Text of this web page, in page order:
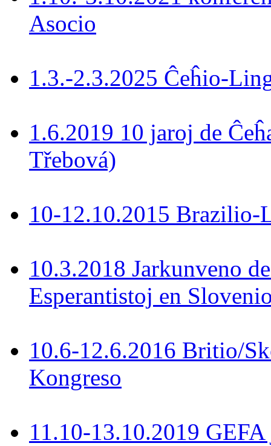
Asocio
1.3.-2.3.2025 Ĉeĥio-
1.6.2019 10 jaroj de
Třebová)
10-12.10.2015
10.3.2018 Jarkunveno
Esperantistoj en
10.6-12.6.2016 Britio/
Kongreso
11.10-13.10.2019